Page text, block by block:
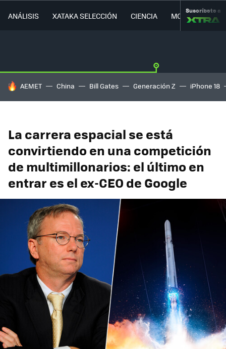
ANÁLISIS XATAKA SELECCIÓN CIENCIA MOVILIDAD
Suscríbete a
HOY SE HABLA DE
AEMET China Bill Gates Generación Z iPhone 18
La carrera espacial se está
convirtiendo en una competición
de multimillonarios: el último en
entrar es el ex-CEO de Google